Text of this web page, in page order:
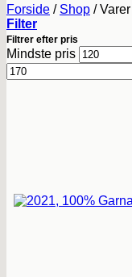
Forside / Shop /Varer
Filter
Filtrer efter pris
Mindste pris